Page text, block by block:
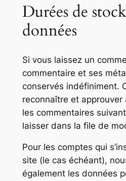
Durées de
données
Si vous laissez un
commentaire et ses
conservés indéfiniment.
reconnaître et
les commentaires
laisser dans la file de
Pour les comptes qui
site (le cas échéant),
également les données